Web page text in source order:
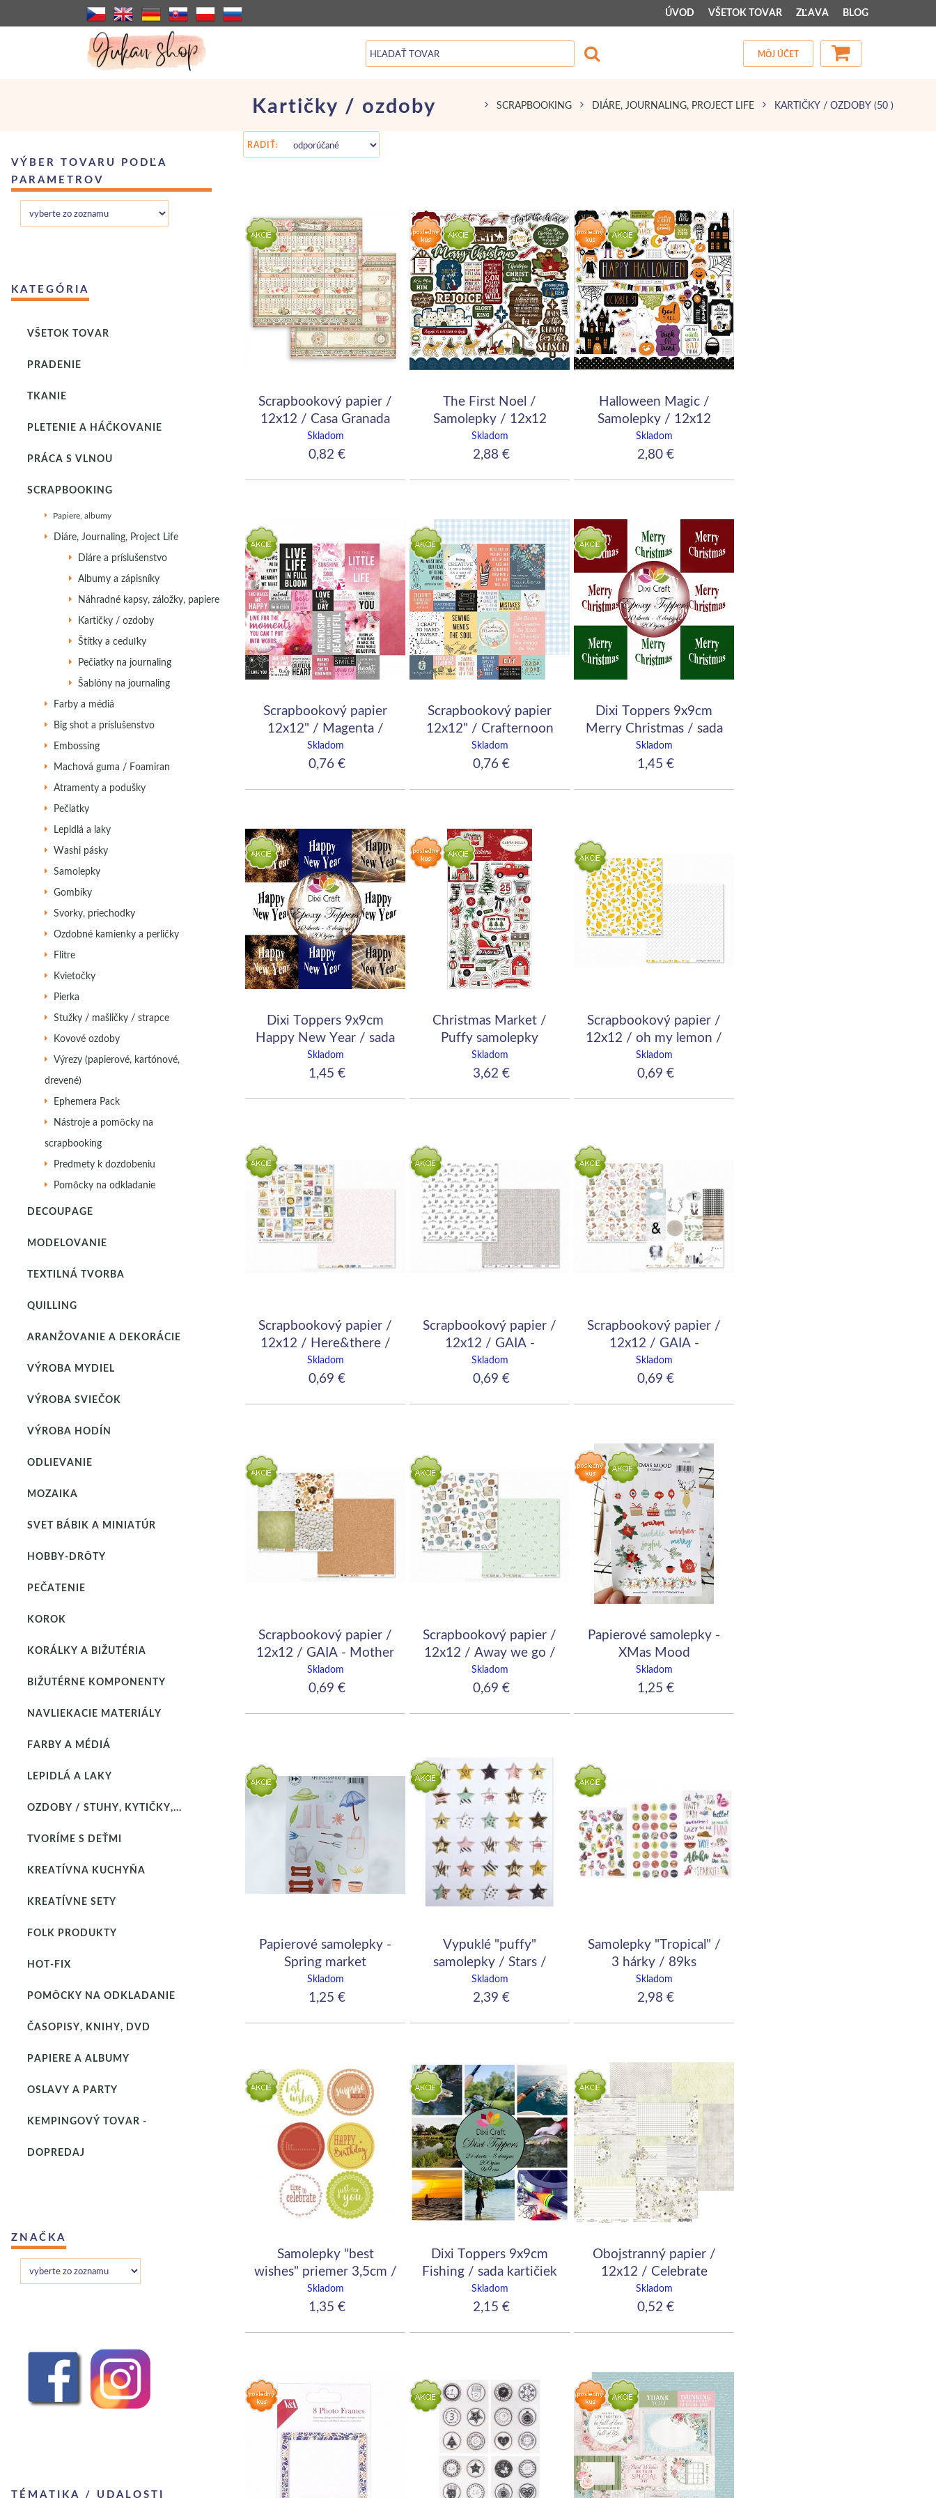
ÚVOD VŠETOK TOVAR ZĽAVA BLOG
MÔJ ÚČET
VÝBER TOVARU PODĽA
PARAMETROV
KATEGÓRIA
VŠETOK TOVAR
PRADENIE
TKANIE
PLETENIE A HÁČKOVANIE
PRÁCA S VLNOU
SCRAPBOOKING
Papiere, albumy
Diáre, Journaling, Project Life
Diáre a príslušenstvo
Albumy a zápisníky
Náhradné kapsy, záložky, papiere
Kartičky / ozdoby
Štítky a ceduľky
Pečiatky na journaling
Šablóny na journaling
Farby a médiá
Big shot a príslušenstvo
Embossing
Machová guma / Foamiran
Atramenty a podušky
Pečiatky
Lepidlá a laky
Washi pásky
Samolepky
Gombíky
Svorky, priechodky
Ozdobné kamienky a perličky
Flitre
Kvietočky
Pierka
Stužky / mašličky / strapce
Kovové ozdoby
Výrezy (papierové, kartónové,
drevené)
Ephemera Pack
Nástroje a pomôcky na
scrapbooking
Predmety k dozdobeniu
Pomôcky na odkladanie
DECOUPAGE
MODELOVANIE
TEXTILNÁ TVORBA
QUILLING
ARANŽOVANIE A DEKORÁCIE
VÝROBA MYDIEL
VÝROBA SVIEČOK
VÝROBA HODÍN
ODLIEVANIE
MOZAIKA
SVET BÁBIK A MINIATÚR
HOBBY-DRÔTY
PEČATENIE
KOROK
KORÁLKY A BIŽUTÉRIA
BIŽUTÉRNE KOMPONENTY
NAVLIEKACIE MATERIÁLY
FARBY A MÉDIÁ
LEPIDLÁ A LAKY
OZDOBY / STUHY, KYTIČKY,...
TVORÍME S DEŤMI
KREATÍVNA KUCHYŇA
KREATÍVNE SETY
FOLK PRODUKTY
HOT-FIX
POMÔCKY NA ODKLADANIE
ČASOPISY, KNIHY, DVD
PAPIERE A ALBUMY
OSLAVY A PARTY
KEMPINGOVÝ TOVAR -
DOPREDAJ
ZNAČKA
TÉMATIKA / UDALOSTI
SCRAPBOOKING DIÁRE, JOURNALING, PROJECT LIFE KARTIČKY / OZDOBY (50 )
Kartičky / ozdoby
RADIŤ:
Scrapbookový papier /
12x12 / Casa Granada
Calendar
Skladom
0,82 €
The First Noel /
Samolepky / 12x12
Skladom
2,88 €
Halloween Magic /
Samolepky / 12x12
Skladom
2,80 €
Scrapbookový papier
12x12" / Magenta /
Rouge
Skladom
0,76 €
Scrapbookový papier
12x12" / Crafternoon
Skladom
0,76 €
Dixi Toppers 9x9cm
Merry Christmas / sada
kartičiek
Skladom
1,45 €
Dixi Toppers 9x9cm
Happy New Year / sada
kartičiek
Skladom
1,45 €
Christmas Market /
Puffy samolepky
Skladom
3,62 €
Scrapbookový papier /
12x12 / oh my lemon /
swimming pool
Skladom
0,69 €
Scrapbookový papier /
12x12 / Here&there /
Guide me
Skladom
0,69 €
Scrapbookový papier /
12x12 / GAIA -
Wilderness /
ecofriendly
Skladom
0,69 €
Scrapbookový papier /
12x12 / GAIA -
Warm&cozy / Treasures
Skladom
0,69 €
Scrapbookový papier /
12x12 / GAIA - Mother
Earth/ Cork
Skladom
0,69 €
Scrapbookový papier /
12x12 / Away we go /
Let's escape
Skladom
0,69 €
Papierové samolepky -
XMas Mood
Skladom
1,25 €
Papierové samolepky -
Spring market
Skladom
1,25 €
Vypuklé "puffy"
samolepky / Stars /
30ks
Skladom
2,39 €
Samolepky "Tropical" /
3 hárky / 89ks
Skladom
2,98 €
Samolepky "best
wishes" priemer 3,5cm /
24ks
Skladom
1,35 €
Dixi Toppers 9x9cm
Fishing / sada kartičiek
Skladom
2,15 €
Obojstranný papier /
12x12 / Celebrate
Today - 06
Skladom
0,52 €